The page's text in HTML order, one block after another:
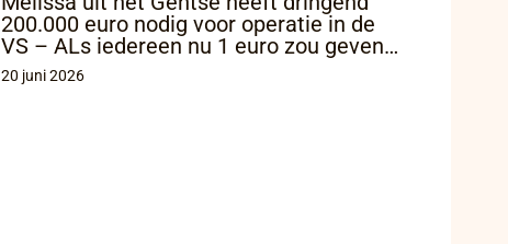
200.000 euro nodig voor operatie in de
VS – ALs iedereen nu 1 euro zou geven…
20 juni 2026